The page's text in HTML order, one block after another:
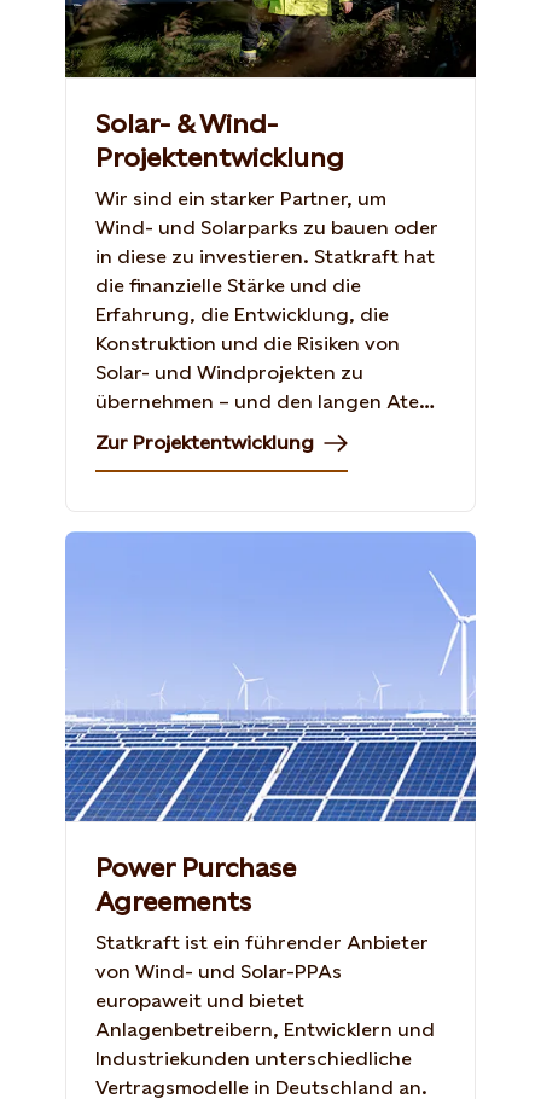
Solar- & Wind-
Projektentwicklung
Wir sind ein starker Partner, um
Wind- und Solarparks zu bauen oder
in diese zu investieren. Statkraft hat
die finanzielle Stärke und die
Erfahrung, die Entwicklung, die
Konstruktion und die Risiken von
Solar- und Windprojekten zu
übernehmen – und den langen Atem,
um diese umzusetzen.
Zur Projektentwicklung
Power Purchase
Agreements
Statkraft ist ein führender Anbieter
von Wind- und Solar-PPAs
europaweit und bietet
Anlagenbetreibern, Entwicklern und
Industriekunden unterschiedliche
Vertragsmodelle in Deutschland an.